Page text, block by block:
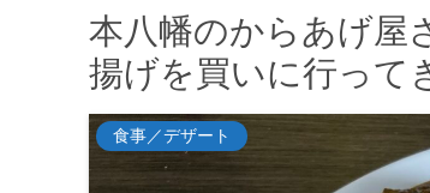
本八幡のからあげ屋
揚げを買いに行って
食事／デザート